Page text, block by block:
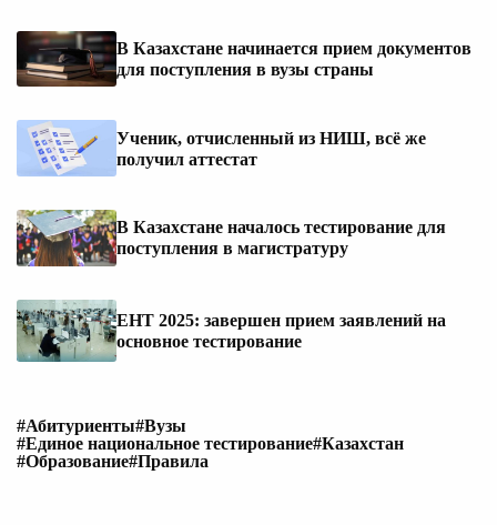
В Казахстане начинается прием документов
для поступления в вузы страны
Ученик, отчисленный из НИШ, всё же
получил аттестат
В Казахстане началось тестирование для
поступления в магистратуру
ЕНТ 2025: завершен прием заявлений на
основное тестирование
#Абитуриенты#Вузы
#Единое национальное тестирование#Казахстан
#Образование#Правила